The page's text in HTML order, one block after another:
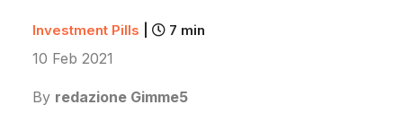
Partnership & Co
Investment Pills 7 min
10 Feb 2021
By redazione Gimme5